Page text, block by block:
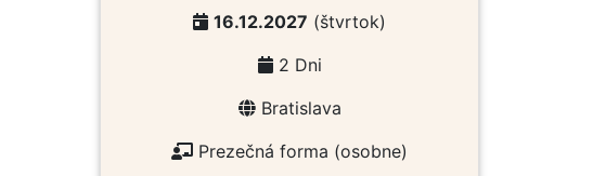
16.12.2027 (štvrtok)
2 Dni
Bratislava
Prezečná forma (osobne)